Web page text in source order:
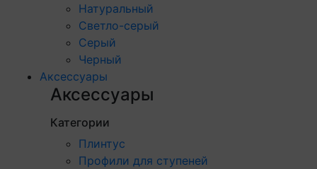
Натуральный
Светло-серый
Серый
Черный
Аксессуары
Аксессуары
Категории
Плинтус
Профили для ступеней